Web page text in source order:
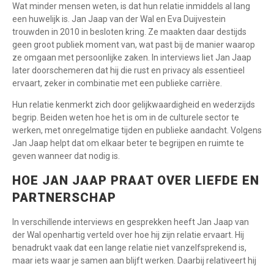
Wat minder mensen weten, is dat hun relatie inmiddels al lang
een huwelijk is. Jan Jaap van der Wal en Eva Duijvestein
trouwden in 2010 in besloten kring. Ze maakten daar destijds
geen groot publiek moment van, wat past bij de manier waarop
ze omgaan met persoonlijke zaken. In interviews liet Jan Jaap
later doorschemeren dat hij die rust en privacy als essentieel
ervaart, zeker in combinatie met een publieke carrière.
Hun relatie kenmerkt zich door gelijkwaardigheid en wederzijds
begrip. Beiden weten hoe het is om in de culturele sector te
werken, met onregelmatige tijden en publieke aandacht. Volgens
Jan Jaap helpt dat om elkaar beter te begrijpen en ruimte te
geven wanneer dat nodig is.
HOE JAN JAAP PRAAT OVER LIEFDE EN
PARTNERSCHAP
In verschillende interviews en gesprekken heeft Jan Jaap van
der Wal openhartig verteld over hoe hij zijn relatie ervaart. Hij
benadrukt vaak dat een lange relatie niet vanzelfsprekend is,
maar iets waar je samen aan blijft werken. Daarbij relativeert hij